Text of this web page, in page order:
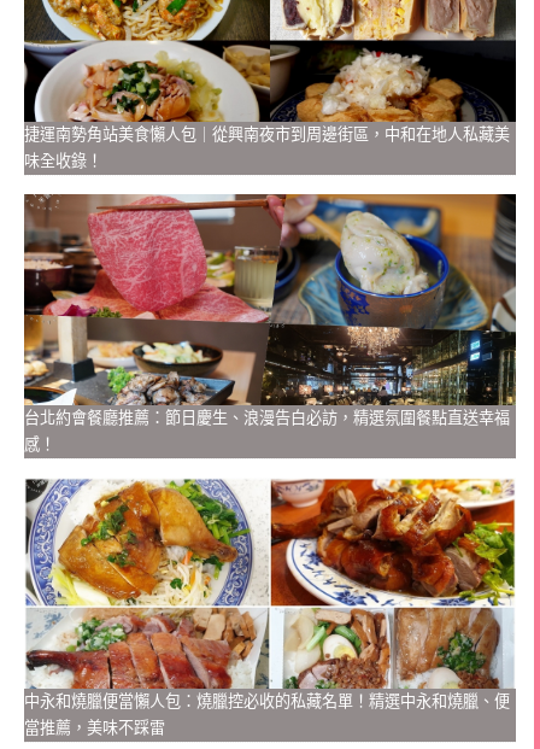
捷運南勢角站美食懶人包｜從興南夜市到周邊街區，中和在地人私藏美
味全收錄！
台北約會餐廳推薦：節日慶生、浪漫告白必訪，精選氛圍餐點直送幸福
感！
中永和燒臘便當懶人包：燒臘控必收的私藏名單！精選中永和燒臘、便
當推薦，美味不踩雷